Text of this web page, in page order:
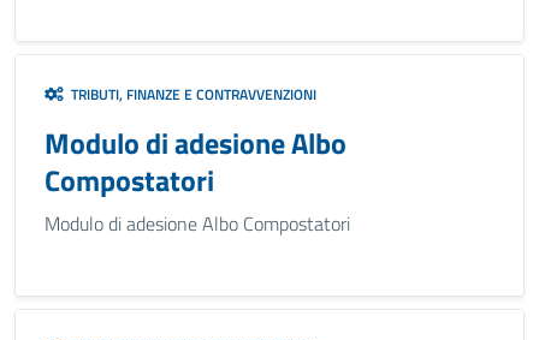
TRIBUTI, FINANZE E CONTRAVVENZIONI
Modulo di adesione Albo
Compostatori
Modulo di adesione Albo Compostatori